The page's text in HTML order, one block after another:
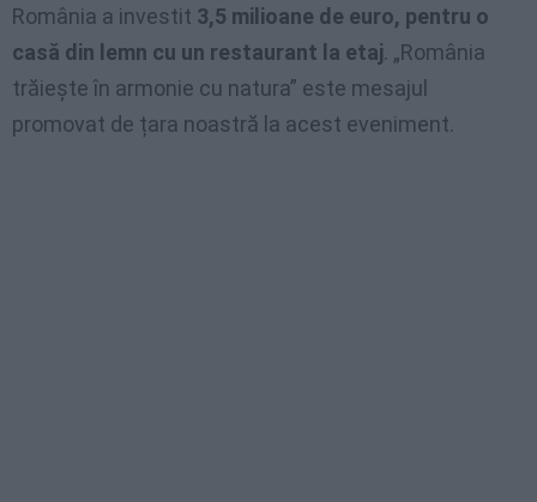
România a investit 3,5 milioane de euro, pentru o
casă din lemn cu un restaurant la etaj. „România
trăiește în armonie cu natura” este mesajul
promovat de țara noastră la acest eveniment.